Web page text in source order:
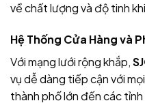
về chất lượng và độ tinh
Hệ Thống Cửa Hàng và
Với mạng lưới rộng khắp,
vụ dễ dàng tiếp cận với
thành phố lớn đến các